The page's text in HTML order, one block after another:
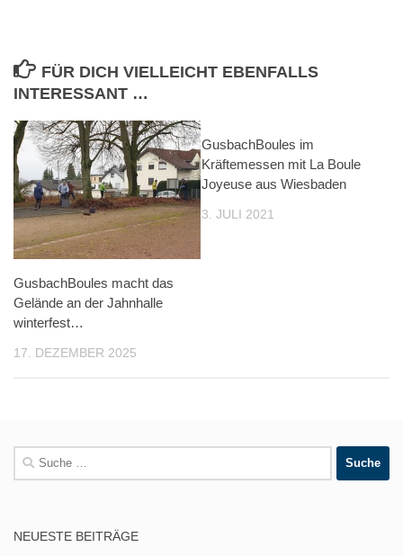
FÜR DICH VIELLEICHT EBENFALLS
INTERESSANT …
GusbachBoules macht das
Gelände an der Jahnhalle
winterfest…
17. DEZEMBER 2025
GusbachBoules im
Kräftemessen mit La Boule
Joyeuse aus Wiesbaden
3. JULI 2021
Suche
nach:
NEUESTE BEITRÄGE